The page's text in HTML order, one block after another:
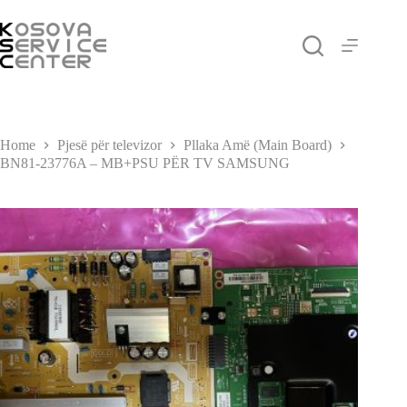
to
content
Home Pjesë për televizor
Pllaka Amë (Main Board)
BN81-23776A – MB+PSU PËR TV SAMSUNG